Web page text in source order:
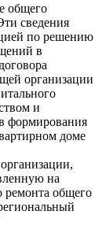
общего
сведения
по решению
в
организации
и
формирования
доме
на
ремонта общего